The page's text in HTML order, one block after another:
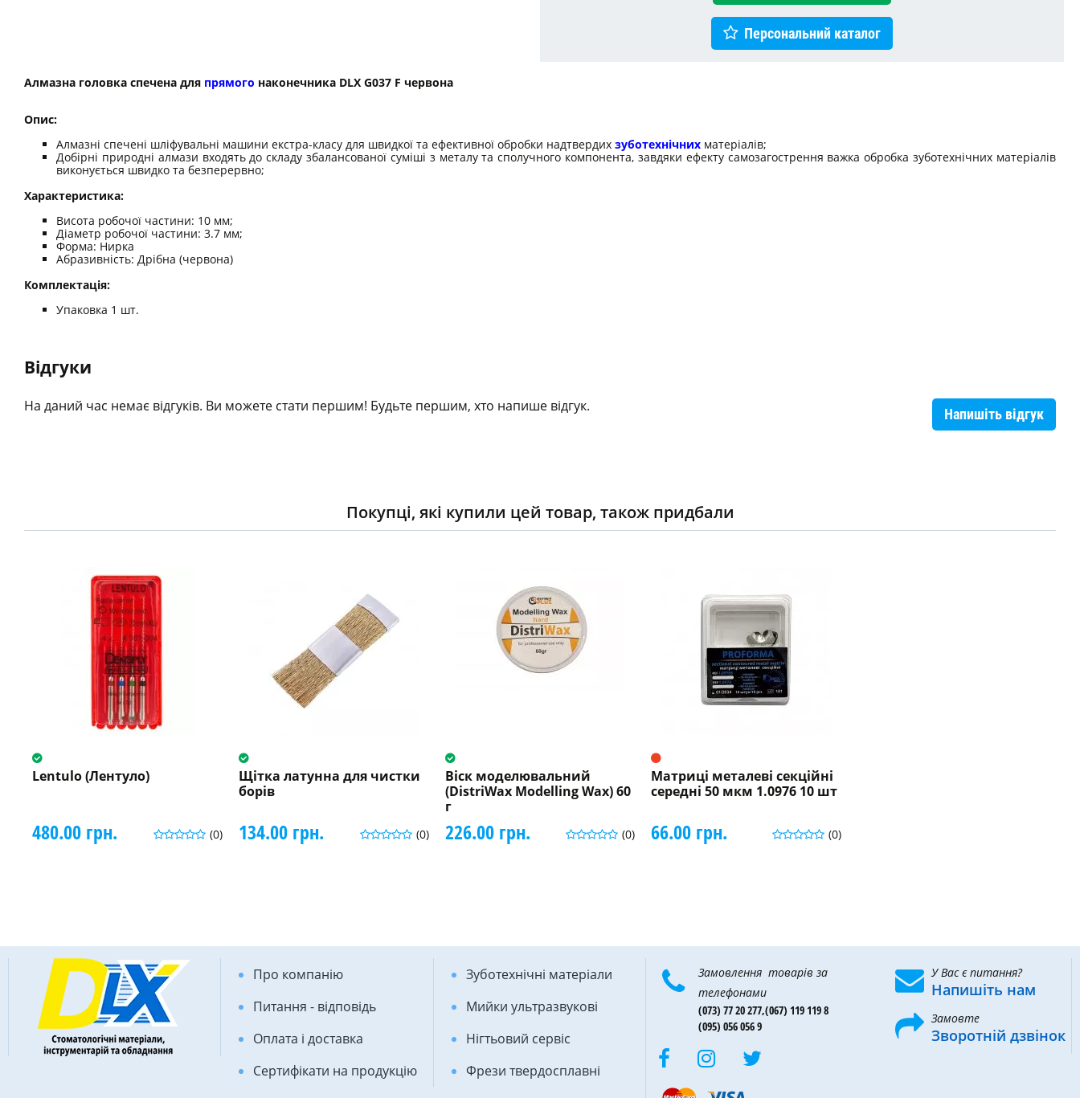
Персональний каталог
Алмазна головка спечена для прямого наконечника DLX G037 F червона
Опис:
Алмазні спечені шліфувальні машини екстра-класу для швидкої та ефективної обробки надтвердих зуботехнічних матеріалів;
Добірні природні алмази входять до складу збалансованої суміші з металу та сполучного компонента, завдяки ефекту самозагострення важка обробка зуботехнічних матеріалів
виконується швидко та безперервно;
Характеристика:
Висота робочої частини: 10 мм;
Діаметр робочої частини: 3.7 мм;
Форма: Нирка
Абразивність: Дрібна (червона)
Комплектація:
Упаковка 1 шт.
Відгуки
Напишіть відгук
На даний час немає відгуків. Ви можете стати першим! Будьте першим, хто напише відгук.
Покупці, які купили цей товар, також придбали
Lentulo (Лентуло)
(0)
480.00 грн.
Щітка латунна для чистки
борів
(0)
134.00 грн.
Віск моделювальний
(DistriWax Modelling Wax) 60
г
(0)
226.00 грн.
Матриці металеві секційні
середні 50 мкм 1.0976 10 шт
(0)
66.00 грн.
Про компанію
Питання - відповідь
Оплата і доставка
Сертифікати на продукцію
Зуботехнічні матеріали
Мийки ультразвукові
Нігтьовий сервіс
Фрези твердосплавні
Замовлення товарів за
телефонами
(073) 77 20 277,(067) 119 119 8
(095) 056 056 9
У Вас є питання?
Напишіть нам
Замовте
Зворотній дзвінок